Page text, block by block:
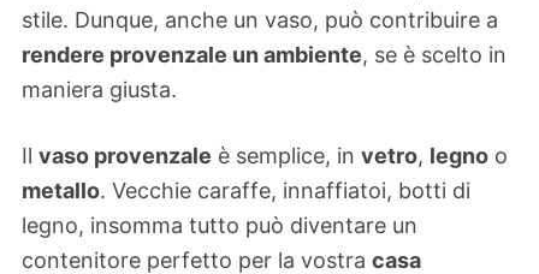
stile. Dunque, anche un vaso, può contribuire a
rendere provenzale un ambiente, se è scelto in
maniera giusta.
Il vaso provenzale è semplice, in vetro, legno o
metallo. Vecchie caraffe, innaffiatoi, botti di
legno, insomma tutto può diventare un
contenitore perfetto per la vostra casa